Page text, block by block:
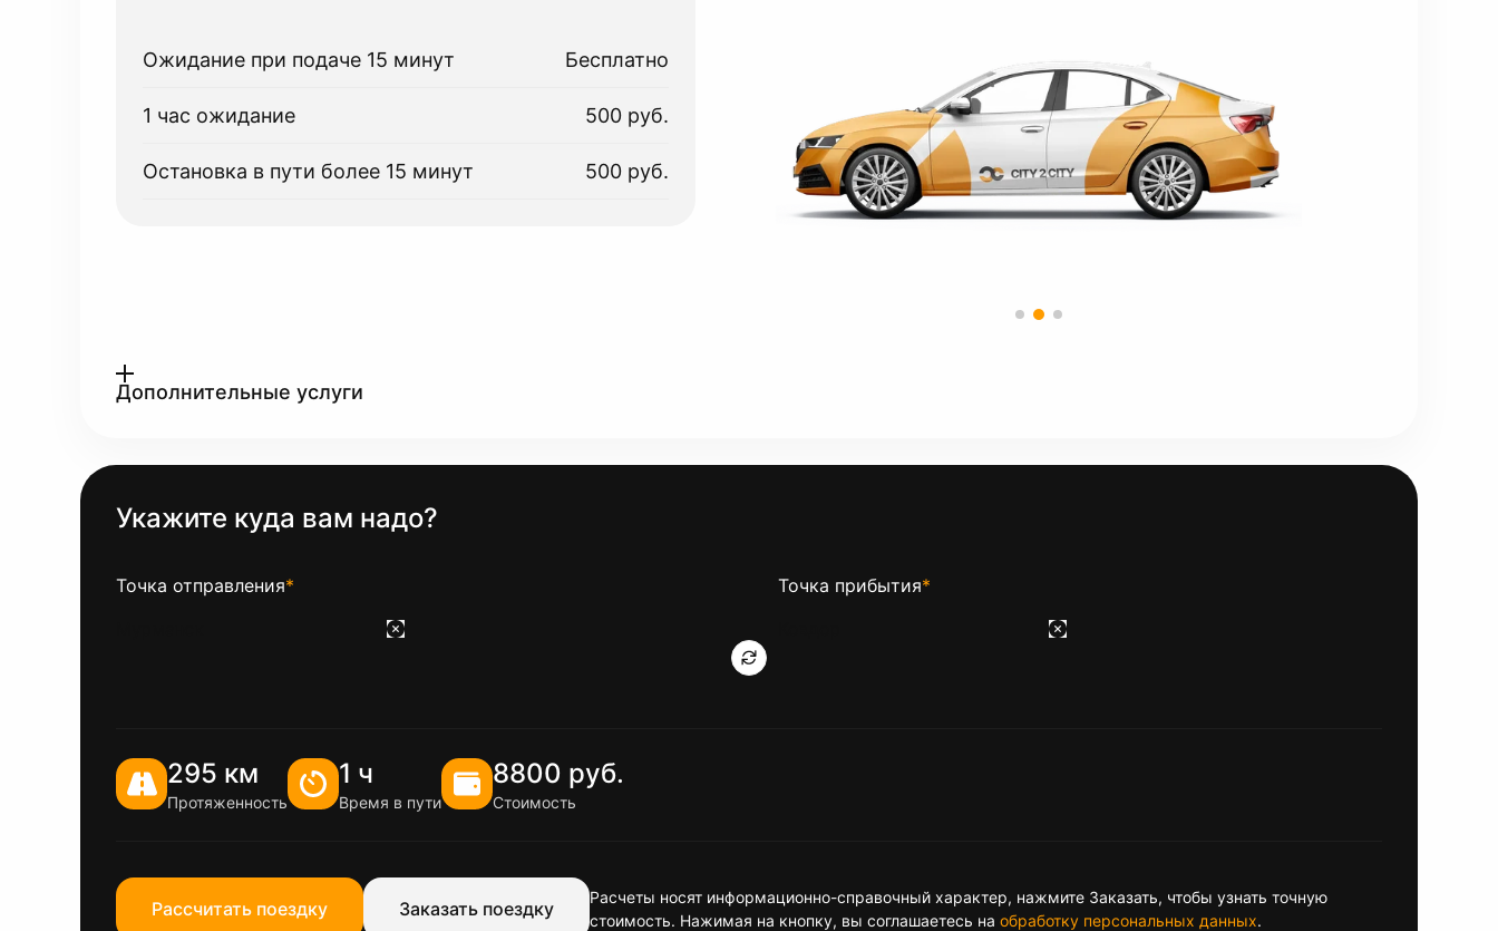
Ожидание при подаче 15 минут Бесплатно
1 час ожидание 500 руб.
Остановка в пути более 15 минут 500 руб.
Дополнительные услуги
Укажите куда вам надо?
Точка отправления* Точка прибытия*
295 км
Протяженность
1 ч
Время в пути
8800 руб.
Стоимость
Рассчитать поездку Заказать поездку
Расчеты носят информационно-справочный характер, нажмите Заказать, чтобы узнать точную
стоимость. Нажимая на кнопку, вы соглашаетесь на обработку персональных данных.